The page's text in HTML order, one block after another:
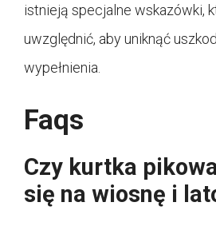
istnieją specjalne wskazówki,
uwzględnić, aby uniknąć
wypełnienia.
Faqs
Czy kurtka
się na wiosnę i